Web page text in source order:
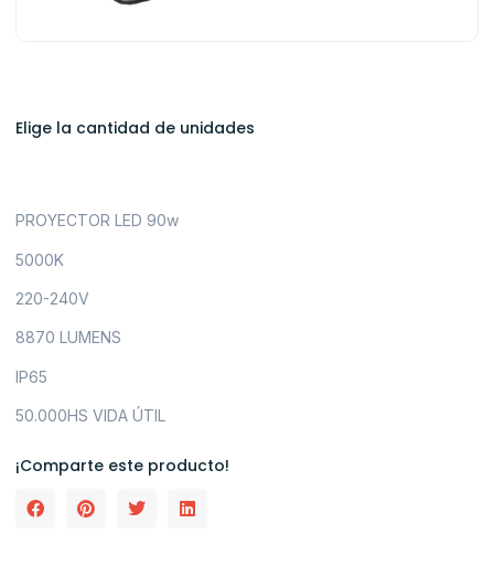
Elige la cantidad de unidades
PROYECTOR LED 90w
5000K
220-240V
8870 LUMENS
IP65
50.000HS VIDA ÚTIL
¡Comparte este producto!